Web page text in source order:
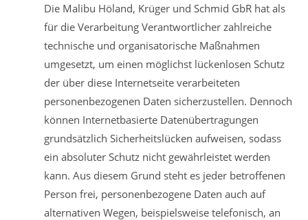
Die Malibu Höland, Krüger und Schmid GbR hat als
für die Verarbeitung Verantwortlicher zahlreiche
technische und organisatorische Maßnahmen
umgesetzt, um einen möglichst lückenlosen Schutz
der über diese Internetseite verarbeiteten
personenbezogenen Daten sicherzustellen. Dennoch
können Internetbasierte Datenübertragungen
grundsätzlich Sicherheitslücken aufweisen, sodass
ein absoluter Schutz nicht gewährleistet werden
kann. Aus diesem Grund steht es jeder betroffenen
Person frei, personenbezogene Daten auch auf
alternativen Wegen, beispielsweise telefonisch, an